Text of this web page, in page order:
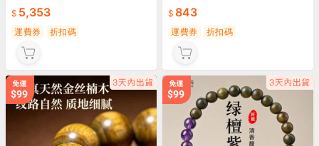
5,353
運費券 折扣碼
843
運費券 折扣碼